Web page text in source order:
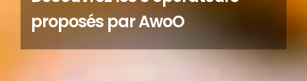
proposés par AwoO